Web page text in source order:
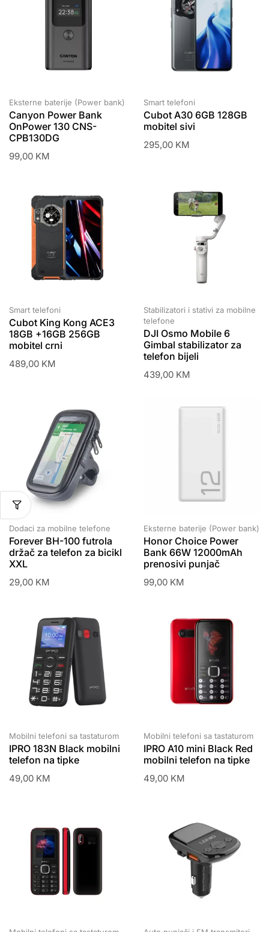
Eksterne baterije (Power bank)
Canyon Power Bank
OnPower 130 CNS-
CPB130DG
99,00 KM
Smart telefoni
Cubot A30 6GB 128GB
mobitel sivi
295,00 KM
Smart telefoni
Cubot King Kong ACE3
18GB +16GB 256GB
mobitel crni
489,00 KM
Stabilizatori i stativi za mobilne
telefone
DJI Osmo Mobile 6
Gimbal stabilizator za
telefon bijeli
439,00 KM
Dodaci za mobilne telefone
Forever BH-100 futrola
držač za telefon za bicikl
XXL
29,00 KM
Eksterne baterije (Power bank)
Honor Choice Power
Bank 66W 12000mAh
prenosivi punjač
99,00 KM
Mobilni telefoni sa tastaturom
IPRO 183N Black mobilni
telefon na tipke
49,00 KM
Mobilni telefoni sa tastaturom
IPRO A10 mini Black Red
mobilni telefon na tipke
49,00 KM